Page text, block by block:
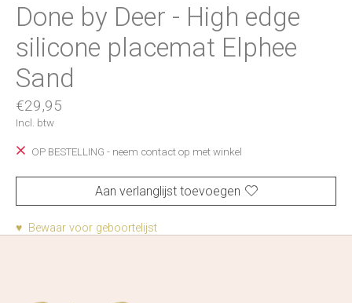
Done by Deer - High edge
silicone placemat Elphee
Sand
€29,95
Incl. btw
OP BESTELLING - neem contact op met winkel
Aan verlanglijst toevoegen
♥ Bewaar voor geboortelijst